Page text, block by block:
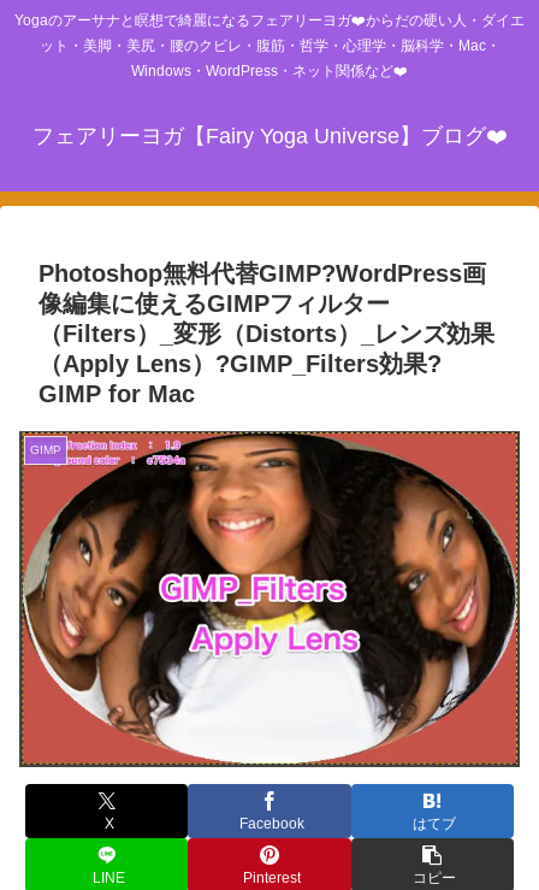
Yogaのアーサナと瞑想で綺麗になるフェアリーヨガ❤️からだの硬い人・ダイエ
ット・美脚・美尻・腰のクビレ・腹筋・哲学・心理学・脳科学・Mac・
Windows・WordPress・ネット関係など❤️
フェアリーヨガ【Fairy Yoga Universe】ブログ❤️
Photoshop無料代替GIMP?WordPress画
像編集に使えるGIMPフィルター
（Filters）_変形（Distorts）_レンズ効果
（Apply Lens）?GIMP_Filters効果?
GIMP for Mac
GIMP
X Facebook はてブ
LINE Pinterest コピー